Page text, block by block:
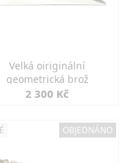
Velká oiriginální
geometrická brož
2 300 Kč
OBJEDNÁNO